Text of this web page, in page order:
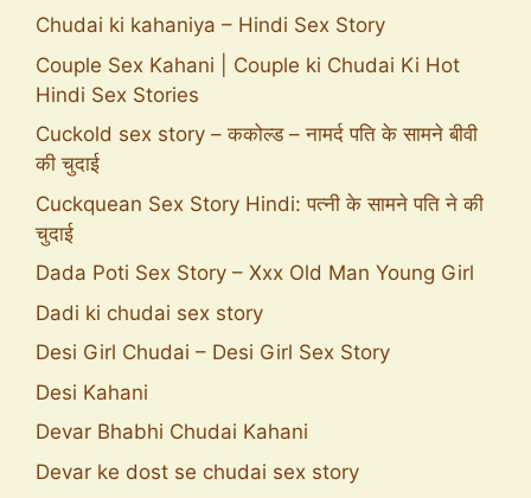
Chudai ki kahaniya – Hindi Sex Story
Couple Sex Kahani | Couple ki Chudai Ki Hot
Hindi Sex Stories
Cuckold sex story – ककोल्ड – नामर्द पति के सामने बीवी
की चुदाई
Cuckquean Sex Story Hindi: पत्नी के सामने पति ने की
चुदाई
Dada Poti Sex Story – Xxx Old Man Young Girl
Dadi ki chudai sex story
Desi Girl Chudai – Desi Girl Sex Story
Desi Kahani
Devar Bhabhi Chudai Kahani
Devar ke dost se chudai sex story